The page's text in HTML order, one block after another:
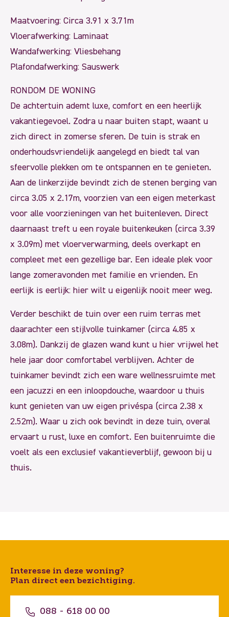
Maatvoering: Circa 3.91 x 3.71m
Vloerafwerking: Laminaat
Wandafwerking: Vliesbehang
Plafondafwerking: Sauswerk
RONDOM DE WONING
De achtertuin ademt luxe, comfort en een heerlijk
vakantiegevoel. Zodra u naar buiten stapt, waant u
zich direct in zomerse sferen. De tuin is strak en
onderhoudsvriendelijk aangelegd en biedt tal van
sfeervolle plekken om te ontspannen en te genieten.
Aan de linkerzijde bevindt zich de stenen berging van
circa 3.05 x 2.17m, voorzien van een eigen meterkast
voor alle voorzieningen van het buitenleven. Direct
daarnaast treft u een royale buitenkeuken (circa 3.39
x 3.09m) met vloerverwarming, deels overkapt en
compleet met een gezellige bar. Een ideale plek voor
lange zomeravonden met familie en vrienden. En
eerlijk is eerlijk: hier wilt u eigenlijk nooit meer weg.
Verder beschikt de tuin over een ruim terras met
daarachter een stijlvolle tuinkamer (circa 4.85 x
3.08m). Dankzij de glazen wand kunt u hier vrijwel het
hele jaar door comfortabel verblijven. Achter de
tuinkamer bevindt zich een ware wellnessruimte met
een jacuzzi en een inloopdouche, waardoor u thuis
kunt genieten van uw eigen privéspa (circa 2.38 x
2.52m). Waar u zich ook bevindt in deze tuin, overal
ervaart u rust, luxe en comfort. Een buitenruimte die
voelt als een exclusief vakantieverblijf, gewoon bij u
thuis.
Interesse in deze woning?
Plan direct een bezichtiging.
088 - 618 00 00